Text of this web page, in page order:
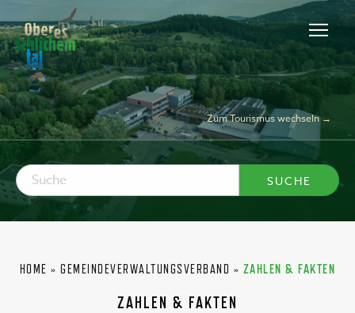
Zum Tourismus wechseln →
HOME »GEMEINDEVERWALTUNGSVERBAND » ZAHLEN & FAKTEN
ZAHLEN & FAKTEN